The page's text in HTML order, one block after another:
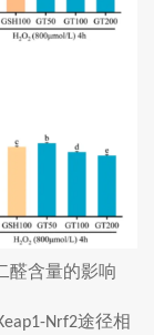
醛含量的影响
Nrf2途径相